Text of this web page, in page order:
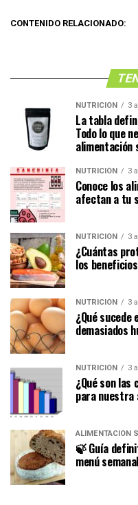
CONTENIDO RELACIONADO:
NUTRICIÓN 3
La tabla
Todo lo que
alimentación
NUTRICIÓN 3
Conoce los
afectan a tu
NUTRICIÓN 3
¿Cuántas
los
NUTRICIÓN 3
¿Qué
demasiados
NUTRICIÓN 3
¿Qué son
para nuestra
ALIMENTACIÓN
🍃 Guía
menú